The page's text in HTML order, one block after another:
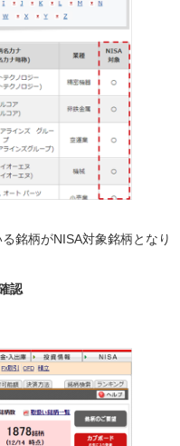
銘柄がNISA対象銘柄となり
認